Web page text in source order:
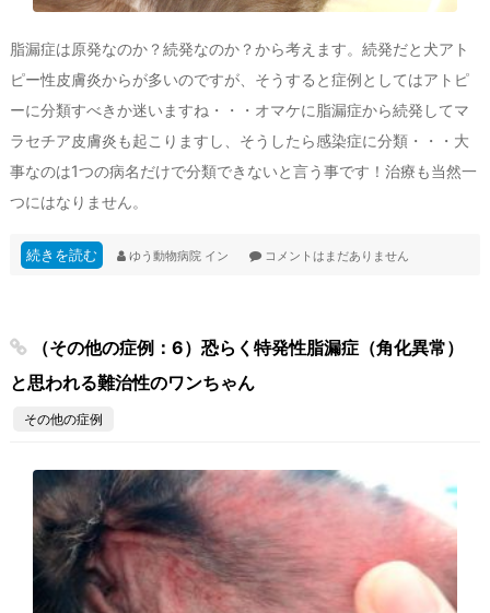
脂漏症は原発なのか？続発なのか？から考えます。続発だと犬アト
ピー性皮膚炎からが多いのですが、そうすると症例としてはアトピ
ーに分類すべきか迷いますね・・・オマケに脂漏症から続発してマ
ラセチア皮膚炎も起こりますし、そうしたら感染症に分類・・・大
事なのは1つの病名だけで分類できないと言う事です！治療も当然一
つにはなりません。
続きを読む ゆう動物病院 イン コメントはまだありません
（その他の症例：6）恐らく特発性脂漏症（角化異常）
と思われる難治性のワンちゃん
その他の症例